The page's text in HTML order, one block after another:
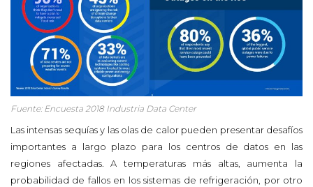
Fuente: Encuesta 2018 Industria Data Center
Las intensas sequías y las olas de calor pueden presentar desafíos
importantes a largo plazo para los centros de datos en las
regiones afectadas. A temperaturas más altas, aumenta la
probabilidad de fallos en los sistemas de refrigeración, por otro